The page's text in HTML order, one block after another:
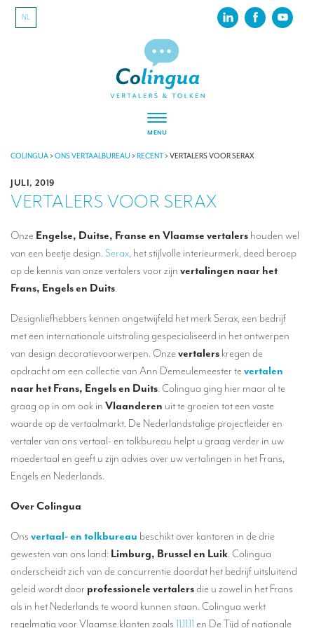
NL
MENU
VERTALEN
Vertalers voor festivals en evenementen
Vertalers voor internationale tentoonstellingen
Vertalers voor musea
Vertalers voor de toeristische sector
Vertalers voor de gastronomische en wijnsector
Vertalers voor de pers, lifestyle en communicatiebureaus
Hoeveel kost een vertaling?
Ons vertaalbureau
MVE
Referenties
TOLKEN
Tolken
Simultaantolken op afstand
Een meertalige videoconferentie organiseren
COLINGUA>ONS VERTAALBUREAU >RECENT>VERTALERS VOOR SERAX
JULI, 2019
VERTALERS VOOR SERAX
Onze Engelse, Duitse, Franse en Vlaamse vertalers houden wel
van een beetje design.Serax, het stijlvolle interieurmerk, deed beroep
op de kennis van onze vertalers voor zijn vertalingen naar het
Frans, Engels en Duits.
Designliefhebbers kennen ongetwijfeld het merk Serax, een bedrijf
met een internationale uitstraling gespecialiseerd in het ontwerpen
van design decoratievoorwerpen. Onze vertalers kregen de
opdracht om een collectie van Ann Demeulemeester te vertalen
naar het Frans, Engels en Duits. Colingua ging hier maar al te
graag op in om ook in Vlaanderen uit te groeien tot een vaste
waarde op de vertaalmarkt. De Nederlandstalige projectleider en
vertaler van ons vertaal- en tolkbureau helpt u graag verder in uw
moedertaal en geeft u zijn advies over uw vertalingen in het Frans,
Engels en Nederlands.
Over Colingua
Ons vertaal- en tolkbureau beschikt over kantoren in de drie
gewesten van ons land: Limburg, Brussel en Luik. Colingua
onderscheidt zich van de concurrentie doordat het bedrijf uitsluitend
geleid wordt door professionele vertalersdie u zowel in het Frans
als in het Nederlands te woord kunnen staan. Colingua werkt
regelmatig voor Vlaamse klanten zoals 11.11.11 en De Tijd of nationale